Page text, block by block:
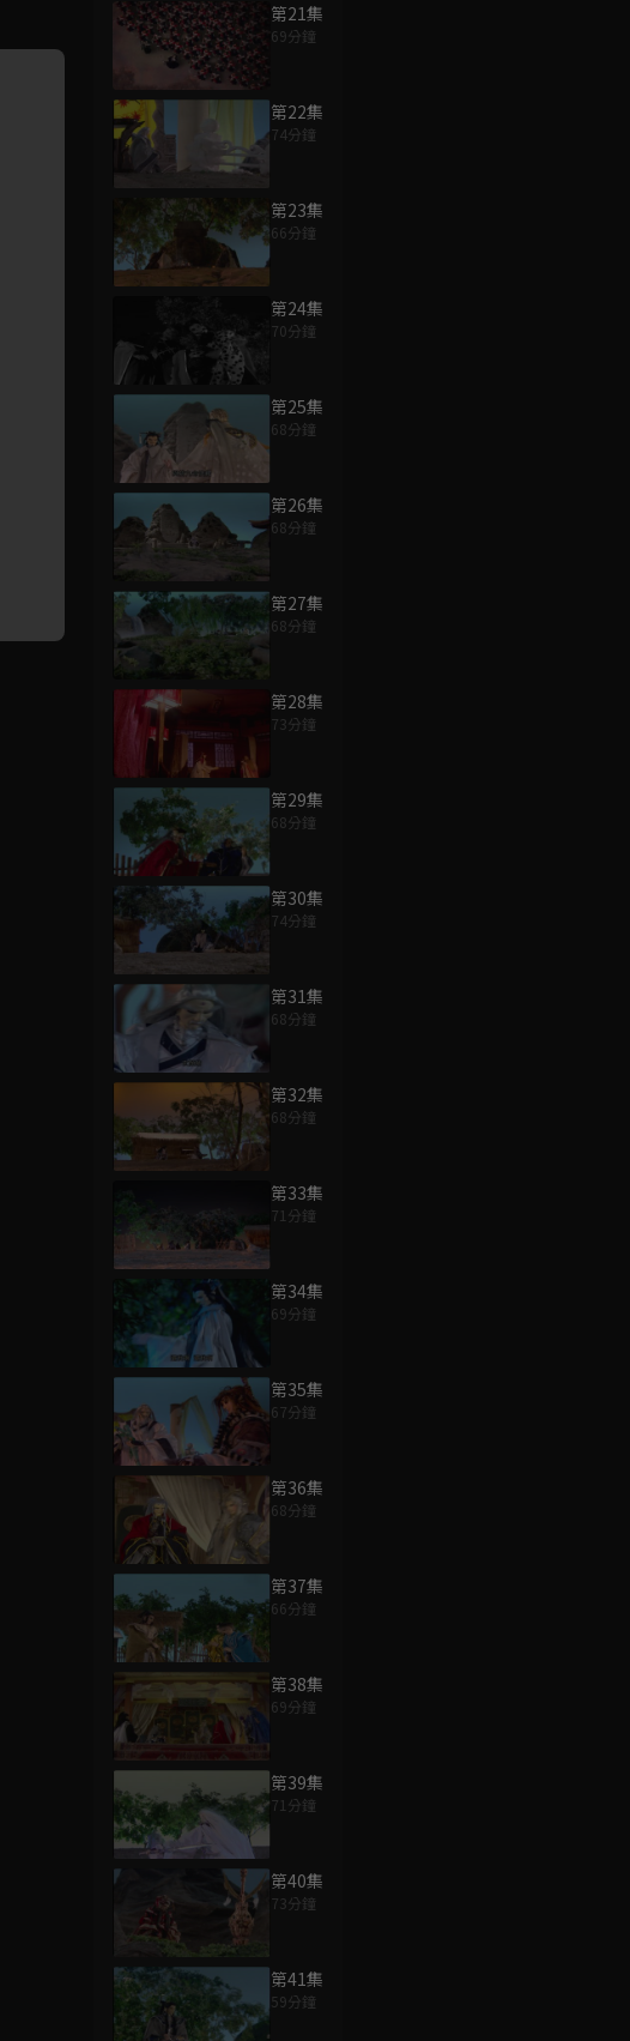
第21集
69分鐘
第22集
74分鐘
第23集
66分鐘
第24集
70分鐘
第25集
68分鐘
第26集
68分鐘
第27集
68分鐘
第28集
73分鐘
第29集
68分鐘
第30集
74分鐘
第31集
68分鐘
第32集
68分鐘
第33集
71分鐘
第34集
69分鐘
第35集
67分鐘
第36集
68分鐘
第37集
66分鐘
第38集
69分鐘
第39集
71分鐘
第40集
73分鐘
第41集
59分鐘